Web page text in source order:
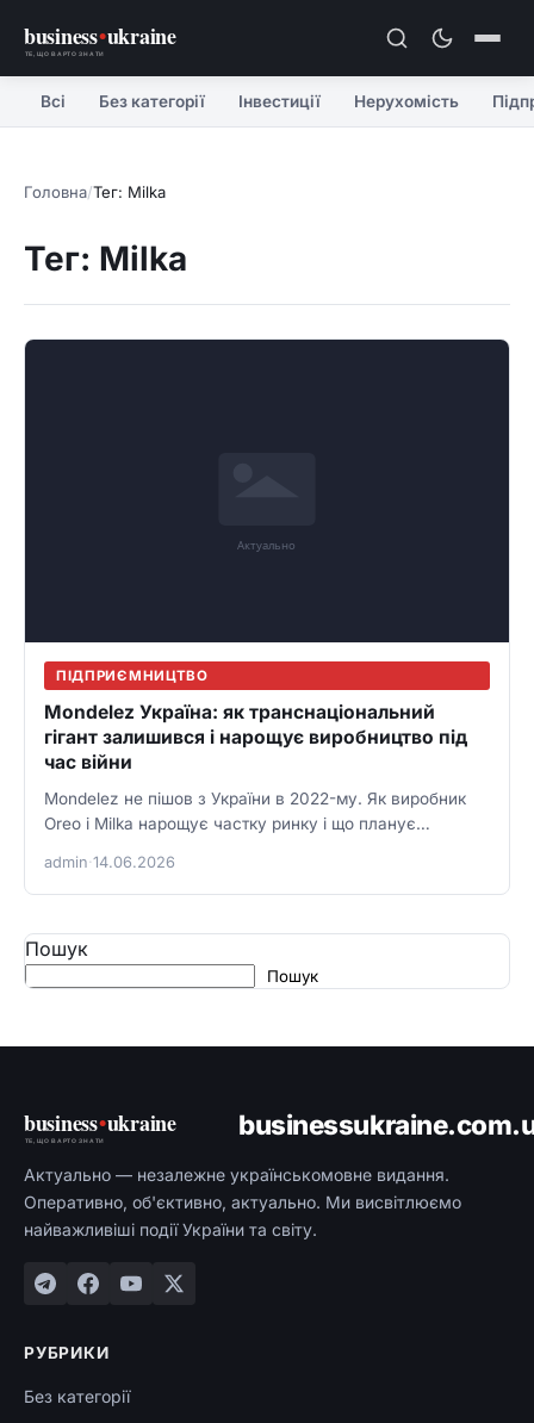
business•ukraine
ТЕ, ЩО ВАРТО ЗНАТИ
Всі Без категорії Інвестиції Нерухомість
Головна/Тег: Milka
Тег: Milka
ПІДПРИЄМНИЦТВО
Mondelez Україна: як транснаціональний
гігант залишився і нарощує виробництво під
час війни
Mondelez не пішов з України в 2022-му. Як виробник
Oreo і Milka нарощує частку ринку і що планує…
admin·14.06.2026
Пошук
Пошук
business•ukraine
ТЕ, ЩО ВАРТО ЗНАТИ
Актуально — незалежне українськомовне видання.
Оперативно, об'єктивно, актуально. Ми висвітлюємо
найважливіші події України та світу.
РУБРИКИ
Без категорії